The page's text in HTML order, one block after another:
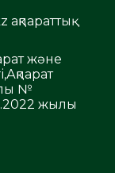
және
№
жылы